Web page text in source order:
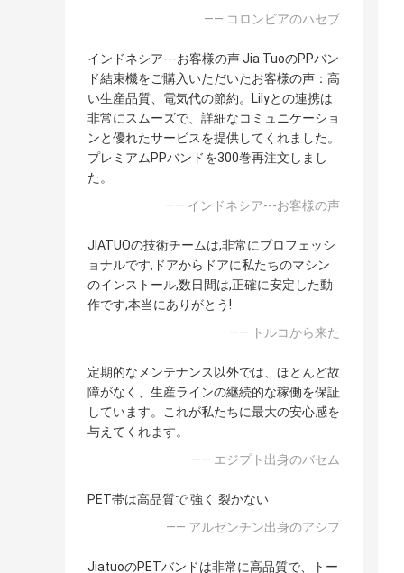
—— コロンビアのハセブ
インドネシア---お客様の声 Jia TuoのPPバン
ド結束機をご購入いただいたお客様の声：高
い生産品質、電気代の節約。Lilyとの連携は
非常にスムーズで、詳細なコミュニケーショ
ンと優れたサービスを提供してくれました。
プレミアムPPバンドを300巻再注文しまし
た。
—— インドネシア---お客様の声
JIATUOの技術チームは,非常にプロフェッシ
ョナルです,ドアからドアに私たちのマシン
のインストール,数日間は,正確に安定した動
作です,本当にありがとう!
—— トルコから来た
定期的なメンテナンス以外では、ほとんど故
障がなく、生産ラインの継続的な稼働を保証
しています。これが私たちに最大の安心感を
与えてくれます。
—— エジプト出身のバセム
PET帯は高品質で 強く 裂かない
—— アルゼンチン出身のアシフ
JiatuoのPETバンドは非常に高品質で、トー